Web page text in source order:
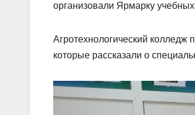
организовали Ярмарку
Агротехнологический
которые рассказали о